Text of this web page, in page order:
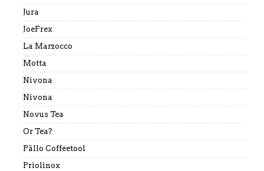
Jura
JoeFrex
La Marzocco
Motta
Nivona
Nivona
Novus Tea
Or Tea?
Pällo Coffeetool
Priolinox